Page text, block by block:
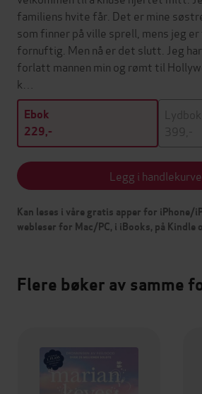
familiens hvite får. Det er mine
som finner på ville sprell, mens jeg
fornuftig. Men nå er det slutt. Jeg
forlatt mannen min og rømt til
k…
Ebok
229,-
Lydbok
399,-
Legg i
Kan leses i våre gratis apper for iPhone/
webleser for Mac/PC, i iBooks, på Kindle
Flere bøker av samme